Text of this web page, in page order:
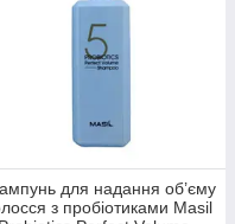
для надання об’єму
з пробіотиками Masil